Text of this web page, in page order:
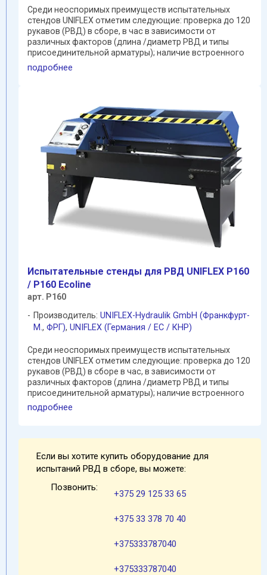
Среди неоспоримых преимуществ испытательных
стендов UNIFLEX отметим следующие: проверка до 120
рукавов (РВД) в сборе, в час в зависимости от
различных факторов (длина /диаметр РВД и типы
присоединительной арматуры); наличие встроенного
бака с ...
подробнее
Испытательные стенды для РВД UNIFLEX P160
/ P160 Ecoline
арт. P160
Производитель: UNIFLEX-Hydraulik GmbH (Франкфурт-
М., ФРГ), UNIFLEX (Германия / EC / КНР)
Среди неоспоримых преимуществ испытательных
стендов UNIFLEX отметим следующие: проверка до 120
рукавов (РВД) в сборе в час, в зависимости от
различных факторов (длина /диаметр РВД и типы
присоединительной арматуры); наличие встроенного
бака с ...
подробнее
Если вы хотите купить оборудование для
испытаний РВД в сборе, вы можете:
Позвонить:
+375 29 125 33 65
+375 33 378 70 40
+375333787040
+375333787040